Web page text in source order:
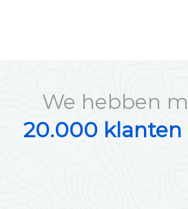
We hebben
20.000 klanten